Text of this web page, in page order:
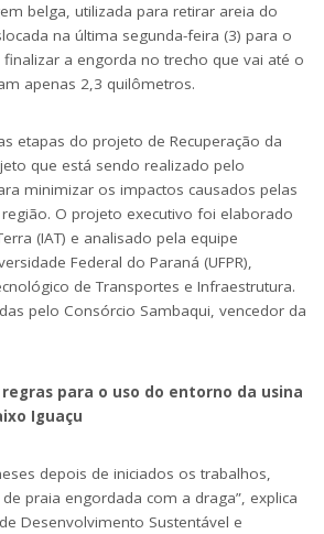
belga, utilizada para retirar areia do
na última segunda-feira (3) para o
a engorda no trecho que vai até o
apenas 2,3 quilômetros.
etapas do projeto de Recuperação da
que está sendo realizado pelo
minimizar os impactos causados pelas
O projeto executivo foi elaborado
(IAT) e analisado pela equipe
Federal do Paraná (UFPR),
de Transportes e Infraestrutura.
pelo Consórcio Sambaqui, vencedor da
para o uso do entorno da usina
Iguaçu
depois de iniciados os trabalhos,
praia engordada com a draga”, explica
Desenvolvimento Sustentável e